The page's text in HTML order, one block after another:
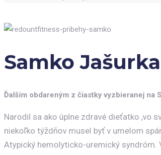
Samko Jašurka
Ďalším obdareným z čiastky vyzbieranej na
Narodil sa ako úplne zdravé dieťatko ,vo
niekoľko týždňov musel byť v umelom
Atypický hemolyticko-uremický syndróm.